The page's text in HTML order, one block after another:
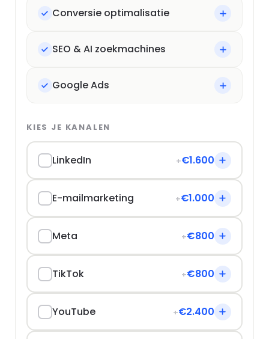
Conversie optimalisatie
SEO & AI zoekmachines
Google Ads
KIES JE KANALEN
LinkedIn +€1.600
E-mailmarketing +€1.000
Meta +€800
TikTok +€800
YouTube +€2.400